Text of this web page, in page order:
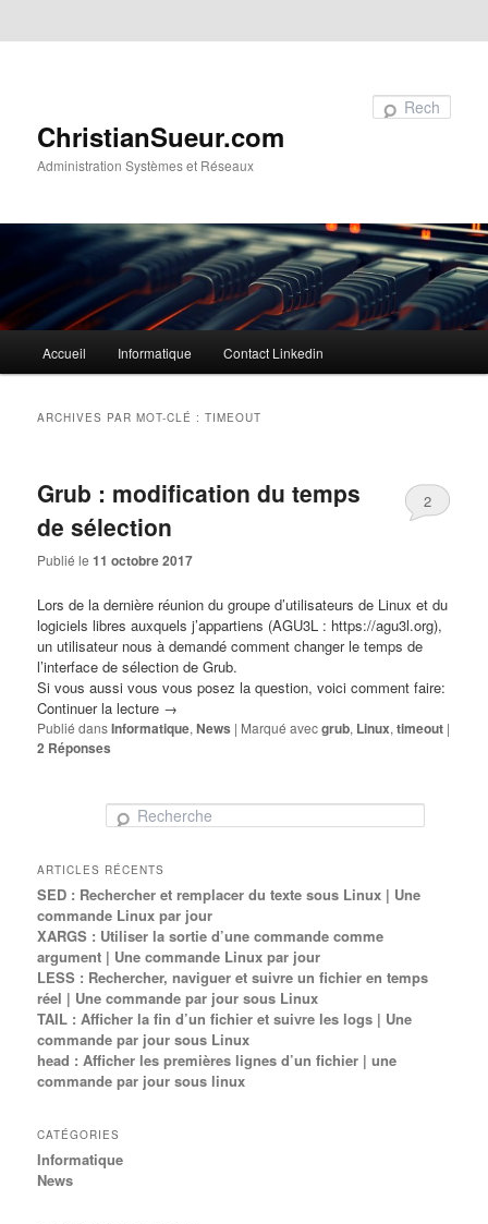
ChristianSueur.com
Administration Systèmes et Réseaux
principalAccueil Informatique Contact Linkedin
ARCHIVES PAR MOT-CLÉ :TIMEOUT
Grub : modification du temps
de sélection
Publié le11 octobre 2017
2
Lors de la dernière réunion du groupe d’utilisateurs de Linuxet du
logiciels libres auxquels j’appartiens (AGU3L : https://agu3l.org),
un utilisateur nous à demandé comment changer le temps de
l’interface de sélection de Grub.
Si vous aussi vous vous posez la question, voici comment faire:
Continuer la lecture →
Publié dansInformatique,News | Marqué avecgrub, Linux,timeout |
2 Réponses
ARTICLES RÉCENTS
SED : Rechercher et remplacer du texte sous Linux | Une
commande Linux par jour
XARGS : Utiliser la sortie d’une commande comme
argument | Une commande Linux par jour
LESS : Rechercher, naviguer et suivre un fichier en temps
réel | Une commande par jour sous Linux
TAIL : Afficher la fin d’un fichier et suivre les logs | Une
commande par jour sous Linux
head : Afficher les premières lignes d’un fichier | une
commande par jour sous linux
CATÉGORIES
Informatique
News